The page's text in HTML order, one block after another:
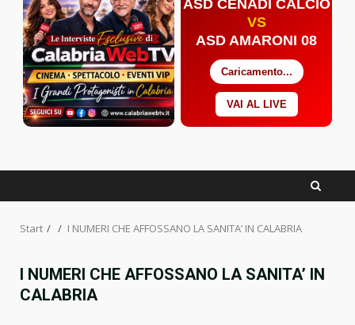
ASD CENADI CALCIO
VS
ASD AMARONI 08
Caricamento...
VAI AL LIVE
Start I NUMERI CHE AFFOSSANO LA SANITA’ IN CALABRIA
I NUMERI CHE AFFOSSANO LA SANITA’ IN
CALABRIA